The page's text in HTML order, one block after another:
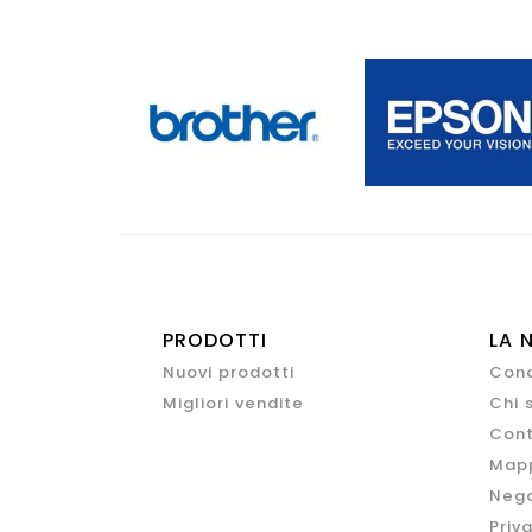
PRODOTTI
Nuovi prodotti
Migliori vendite
LA
Chi